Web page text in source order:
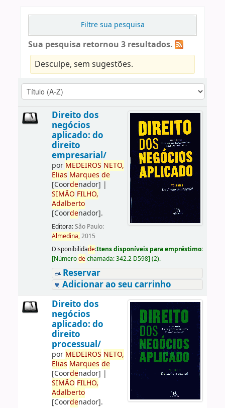
Filtre sua pesquisa
Sua pesquisa retornou 3 resultados.
Desculpe, sem sugestões.
Direito dos
negócios
aplicado: do
direito
empresarial/
por MEDEIROS NETO,
Elias Marques de
[Coordenador] |
SIMÃO FILHO,
Adalberto
[Coordenador].
Editora:São Paulo:
Almedina,2015
Disponibilidade:Itens disponíveis para empréstimo:
[Númerodechamada:342.2 D598] (2).
Reservar
Adicionar ao seu carrinho
Direito dos
negócios
aplicado: do
direito
processual/
por MEDEIROS NETO,
Elias Marques de
[Coordenador] |
SIMÃO FILHO,
Adalberto
[Coordenador].